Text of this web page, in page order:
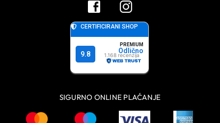
SIGURNO ONLINE PLAĆANJE